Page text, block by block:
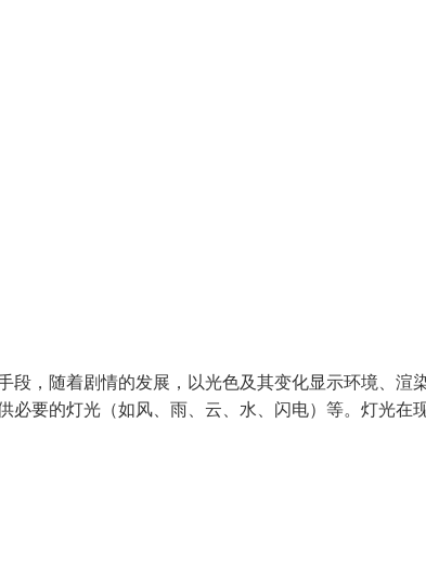
，随着剧情的发展，以光色及其变化显示环境、渲
要的灯光（如风、雨、云、水、闪电）等。灯光在